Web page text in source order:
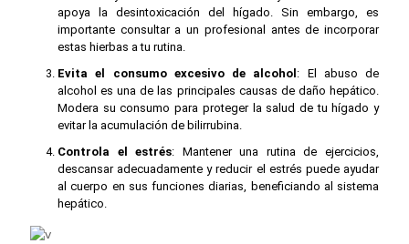
apoya la desintoxicación del hígado. Sin embargo, es
importante consultar a un profesional antes de incorporar
estas hierbas a tu rutina.
Evita el consumo excesivo de alcohol : El abuso de
alcohol es una de las principales causas de daño hepático.
Modera su consumo para proteger la salud de tu hígado y
evitar la acumulación de bilirrubina.
Controla el estrés: Mantener una rutina de ejercicios,
descansar adecuadamente y reducir el estrés puede ayudar
al cuerpo en sus funciones diarias, beneficiando al sistema
hepático.